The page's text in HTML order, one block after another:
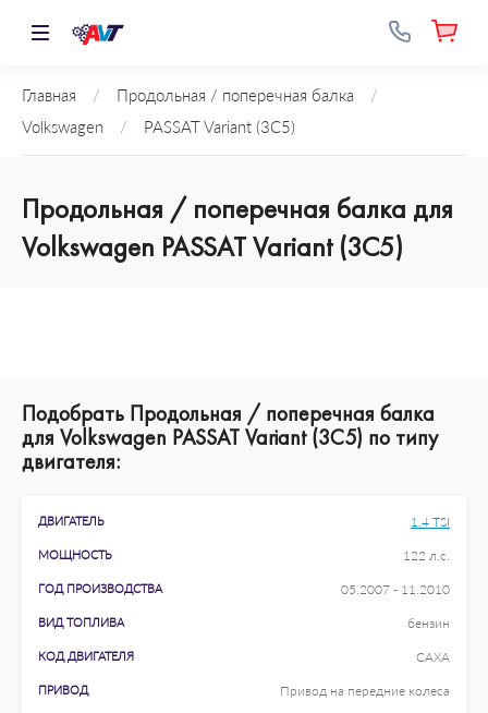
Главная / Продольная / поперечная балка
/
Volkswagen
/ PASSAT Variant (3C5)
Продольная / поперечная балка для
Volkswagen PASSAT Variant (3C5)
Подобрать Продольная / поперечная балка
для Volkswagen PASSAT Variant (3C5) по типу
двигателя:
ДВИГАТЕЛЬ 1.4 TSI
МОЩНОСТЬ 122 л.с.
ГОД ПРОИЗВОДСТВА 05.2007 - 11.2010
ВИД ТОПЛИВА бензин
КОД ДВИГАТЕЛЯ CAXA
ПРИВОД Привод на передние колеса